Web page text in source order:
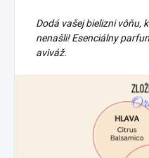
Dodá vašej bielizni vôňu,
nenašli! Esenciálny
aviváž.